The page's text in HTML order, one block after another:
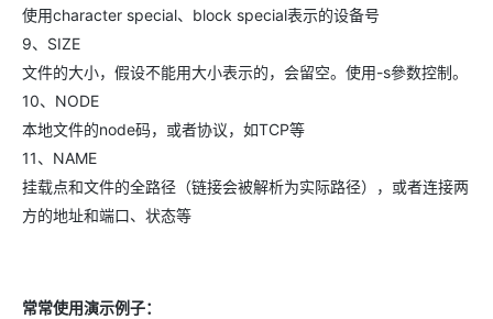
使用character special、block special表示的设备号
9、SIZE
文件的大小，假设不能用大小表示的，会留空。使用-s參数控制。
10、NODE
本地文件的node码，或者协议，如TCP等
11、NAME
挂载点和文件的全路径（链接会被解析为实际路径），或者连接两
方的地址和端口、状态等
常常使用演示例子：